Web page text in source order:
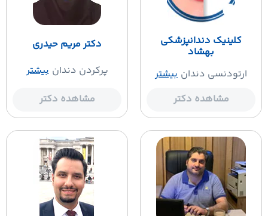
کلینیک دندانپزشکی
بهشاد
ارتودنسی دندان بیشتر
مشاهده دکتر
دکتر مریم حیدری
پرکردن دندان بیشتر
مشاهده دکتر